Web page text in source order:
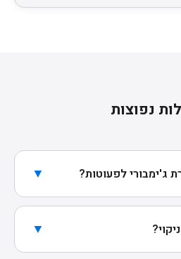
נפוצות
ג'ימבורי לפעוטות? ▼
חבילת הבסיס (300₪) כוללת 7 מתקני ג'ימבורי איכותיים,
לחגיגת יום הולדת בבית.
▼